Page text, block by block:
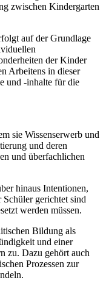
zwischen Kindergarten
auf der Grundlage
der Kinder
Arbeitens in dieser
und -inhalte für die
sie Wissenserwerb und
und deren
und überfachlichen
hinaus Intentionen,
gerichtet sind
werden müssen.
Bildung als
und einer
zu. Dazu gehört auch
Prozessen zur